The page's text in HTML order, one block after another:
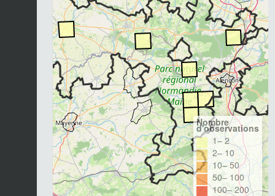
Nombre
d'observations
1– 2
2– 10
10– 50
50– 100
100– 200